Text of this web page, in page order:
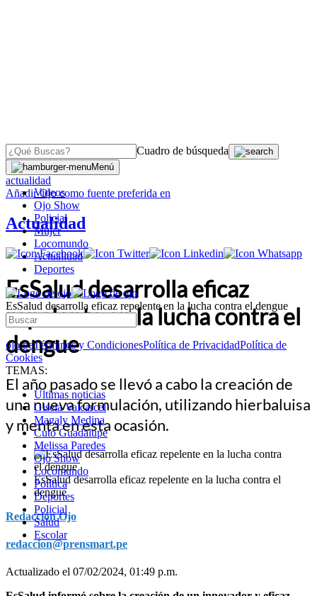
Cuadro de búsqueda
Menú
Videos
Ojo Show
Policial
Mujer
Locomundo
Actualidad
Deportes
EsSalud desarrolla eficaz repelente en la lucha contra el dengue
ojo.peTérminos y CondicionesPolítica de PrivacidadPolítica de
Cookies
TEMAS:
Últimas noticias
Gisela Valcarcel
Magaly Medina
Cuto Guadalupe
Melissa Paredes
Ojo Show
Locomundo
Política
Deportes
Policial
Salud
Escolar
OJO
actualidad
AñadirOjocomo fuente preferida en
Actualidad
EsSalud desarrolla eficaz
repelente en la lucha contra el
dengue
El año pasado se llevó a cabo la creación de
una nueva formulación, utilizando hierbaluisa
y menta en esta ocasión.
EsSalud desarrolla eficaz repelente en la lucha contra el
dengue
Redacción Ojo
redaccion@prensmart.pe
Actualizado el 07/02/2024, 01:49 p.m.